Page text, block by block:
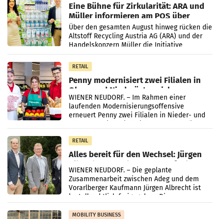
Eine Bühne für Zirkularität: ARA und
Müller informieren am POS über
Kreislauffähigkeit
Über den gesamten August hinweg rücken die
Altstoff Recycling Austria AG (ARA) und der
Handelskonzern Müller die Initiative
„Kreislauf-Helden“ in allen österreichischen
Müller-Filialen
RETAIL
Penny modernisiert zwei Filialen in
Ober- und Niederösterreich
WIENER NEUDORF. – Im Rahmen einer
laufenden Modernisierungsoffensive
erneuert Penny zwei Filialen in Nieder- und
RETAIL
Alles bereit für den Wechsel: Jürgen
Albrecht setzt ab 1.1.2027 auf Adeg
WIENER NEUDORF. – Die geplante
Zusammenarbeit zwischen Adeg und dem
Vorarlberger Kaufmann Jürgen Albrecht ist
kartellrechtlich freigegeben: Die
Bundeswettbewerbsbehörde und der
Bundeskartellanwalt
MOBILITY BUSINESS